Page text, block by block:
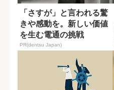
「さすが」と言われる驚
きや感動を。新しい価値
を生む電通の挑戦
PR(dentsu Japan)